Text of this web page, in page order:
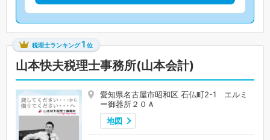
税理士ランキング1 位
山本快夫税理士事務所(山本会計)
愛知県名古屋市昭和区 石仏町2-1 エルミ
ー御器所２０Ａ
地図